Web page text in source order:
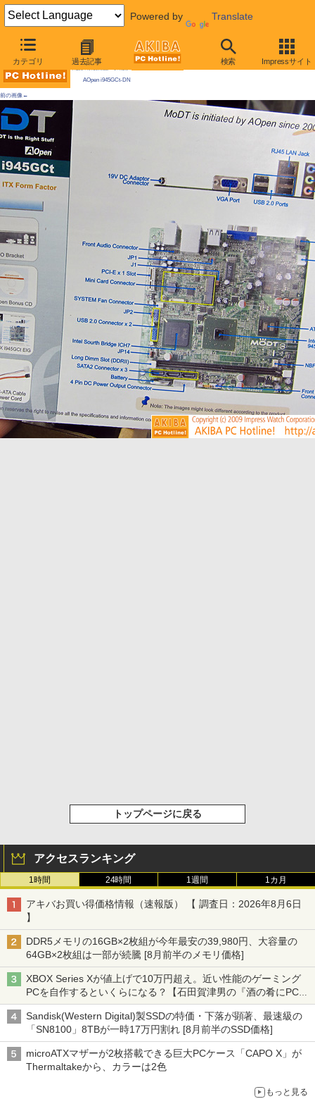
Powered by Translate
カテゴリ 過去記事 検索 Impressサイト
AKIBA PC Hotline! 2009年7月18日号
AOpen i945GCt-DN
前の画像←
トップページに戻る
アクセスランキング
1時間 24時間 1週間 1カ月
アキバお買い得価格情報（速報版） 【 調査日：2026年8月6日
】
DDR5メモリの16GB×2枚組が今年最安の39,980円、大容量の
64GB×2枚組は一部が続騰 [8月前半のメモリ価格]
XBOX Series Xが値上げで10万円超え。近い性能のゲーミング
PCを自作するといくらになる？【石田賀津男の『酒の肴にPCゲ
ーム』】
Sandisk(Western Digital)製SSDの特価・下落が顕著、最速級の
「SN8100」8TBが一時17万円割れ [8月前半のSSD価格]
microATXマザーが2枚搭載できる巨大PCケース「CAPO X」が
Thermaltakeから、カラーは2色
もっと見る